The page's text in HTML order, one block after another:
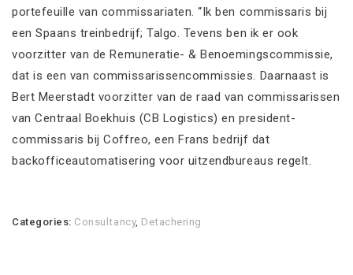
portefeuille van commissariaten. “Ik ben commissaris bij
een Spaans treinbedrijf; Talgo. Tevens ben ik er ook
voorzitter van de Remuneratie- & Benoemingscommissie,
dat is een van commissarissencommissies. Daarnaast is
Bert Meerstadt voorzitter van de raad van commissarissen
van Centraal Boekhuis (CB Logistics) en president-
commissaris bij Coffreo, een Frans bedrijf dat
backofficeautomatisering voor uitzendbureaus regelt.
Categories: Consultancy, Detachering